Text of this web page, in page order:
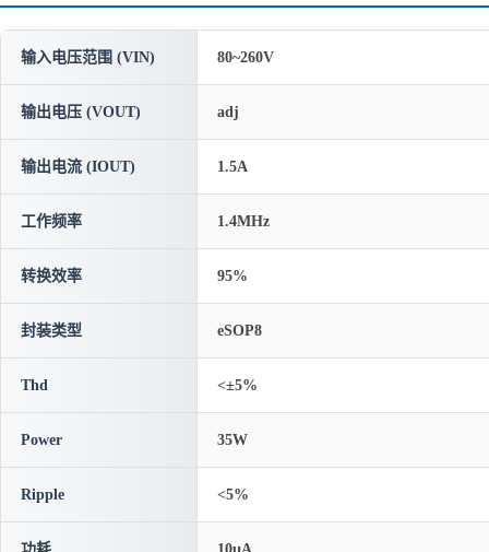
输入电压范围 (VIN) 80~260V
输出电压 (VOUT) adj
输出电流 (IOUT) 1.5A
工作频率 1.4MHz
转换效率 95%
封装类型 eSOP8
Thd <±5%
Power 35W
Ripple <5%